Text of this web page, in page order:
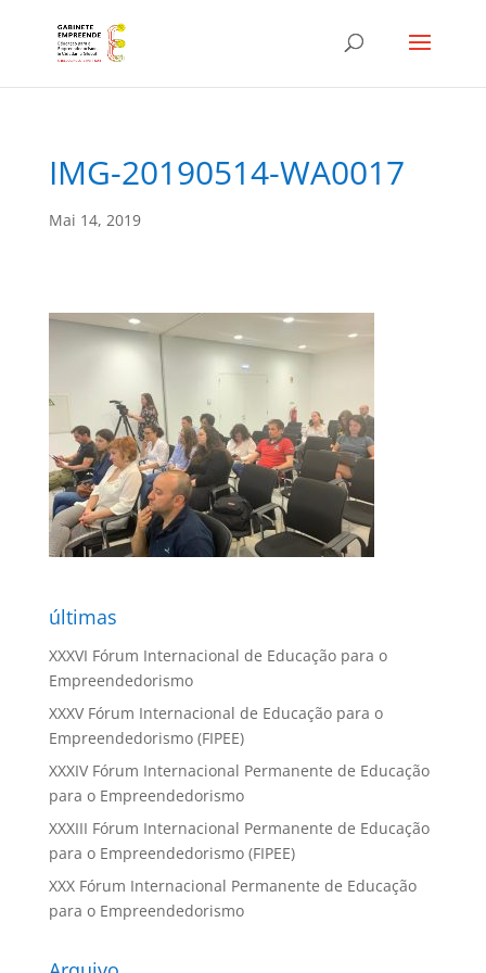
IMG-20190514-WA0017
Mai 14, 2019
últimas
XXXVI Fórum Internacional de Educação para o
Empreendedorismo
XXXV Fórum Internacional de Educação para o
Empreendedorismo (FIPEE)
XXXIV Fórum Internacional Permanente de Educação
para o Empreendedorismo
XXXIII Fórum Internacional Permanente de Educação
para o Empreendedorismo (FIPEE)
XXX Fórum Internacional Permanente de Educação
para o Empreendedorismo